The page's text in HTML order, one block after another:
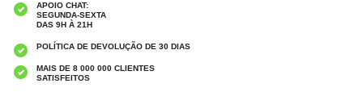
APOIO CHAT:
SEGUNDA-SEXTA
DAS 9H À 21H
POLÍTICA DE DEVOLUÇÃO DE 30 DIAS
MAIS DE 8 000 000 CLIENTES
SATISFEITOS